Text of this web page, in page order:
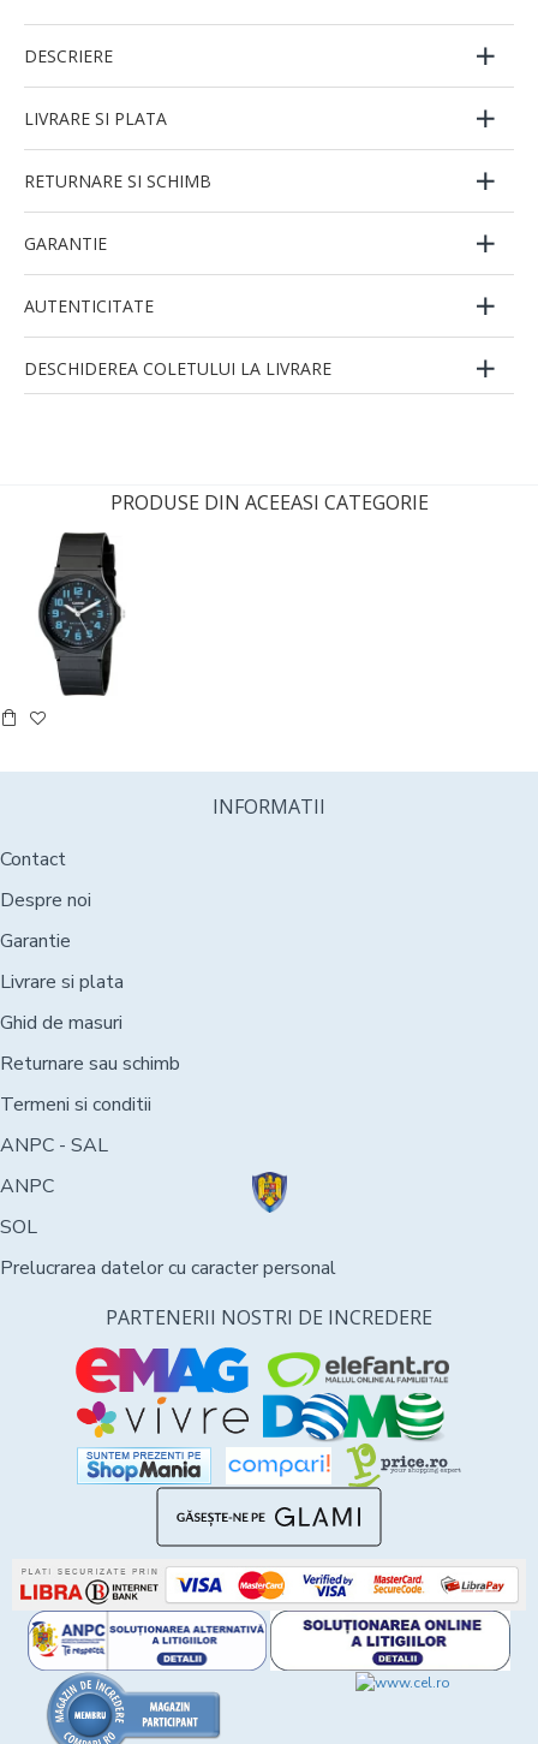
DESCRIERE
LIVRARE SI PLATA
RETURNARE SI SCHIMB
GARANTIE
AUTENTICITATE
DESCHIDEREA COLETULUI LA LIVRARE
PRODUSE DIN ACEEASI CATEGORIE
INFORMATII
Contact
Despre noi
Garantie
Livrare si plata
Ghid de masuri
Returnare sau schimb
Termeni si conditii
ANPC - SAL
ANPC
SOL
Prelucrarea datelor cu caracter personal
PARTENERII NOSTRI DE INCREDERE